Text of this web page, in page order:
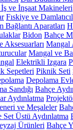
ve İnşaat Makineleri
Fıskiye ve
Bağlantı Aparatları
Bidon Bahçe
Aksesuarları Mangal
Mangal ve
Elektrikli Izgara
Sepetleri Piknik Seti
Depolama
Sandığı Bahçe
Aydınlatma
ve Meşaleler
Set Üstü Aydınlatma
Ürünleri Bahçe